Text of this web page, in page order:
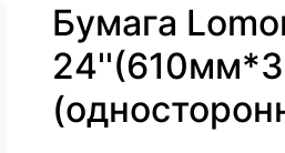
Бумага